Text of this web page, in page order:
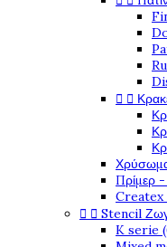
 
Πρίμερ
Createx
  Stencil
K serie